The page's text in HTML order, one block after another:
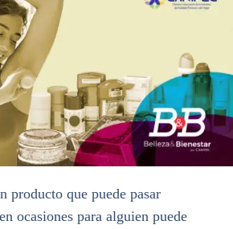
producto que puede pasar
ocasiones para alguien puede